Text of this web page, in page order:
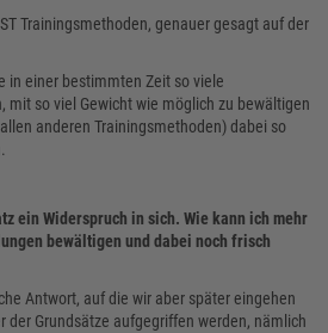
Trainingsmethoden, genauer gesagt auf der
in einer bestimmten Zeit so viele
mit so viel Gewicht wie möglich zu bewältigen
anderen Trainingsmethoden) dabei so
ein Widerspruch in sich. Wie kann ich mehr
bewältigen und dabei noch frisch
Antwort, auf die wir aber später eingehen
der Grundsätze aufgegriffen werden, nämlich